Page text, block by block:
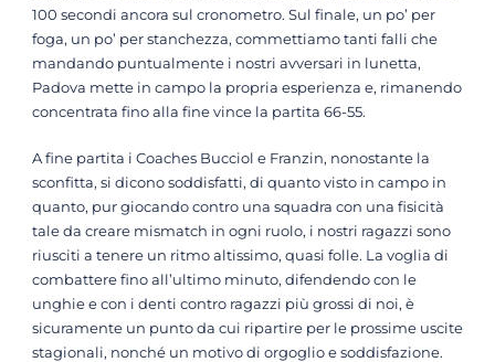
100 secondi ancora sul cronometro. Sul finale, un po’ per
foga, un po’ per stanchezza, commettiamo tanti falli che
mandando puntualmente i nostri avversari in lunetta,
Padova mette in campo la propria esperienza e, rimanendo
concentrata fino alla fine vince la partita 66-55.
A fine partita i Coaches Bucciol e Franzin, nonostante la
sconfitta, si dicono soddisfatti, di quanto visto in campo in
quanto, pur giocando contro una squadra con una fisicità
tale da creare mismatch in ogni ruolo, i nostri ragazzi sono
riusciti a tenere un ritmo altissimo, quasi folle. La voglia di
combattere fino all’ultimo minuto, difendendo con le
unghie e con i denti contro ragazzi più grossi di noi, è
sicuramente un punto da cui ripartire per le prossime uscite
stagionali, nonché un motivo di orgoglio e soddisfazione.